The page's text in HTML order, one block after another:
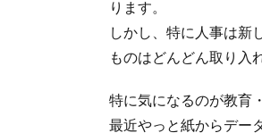
ります。
しかし、特に人事は新
ものはどんどん取り入
特に気になるのが教育
最近やっと紙からデー